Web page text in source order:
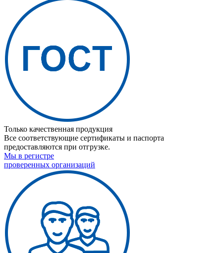
Только качественная продукция
Все соответствующие сертификаты и паспорта
предоставляются при отгрузке.
Мы в регистре
проверенных организаций